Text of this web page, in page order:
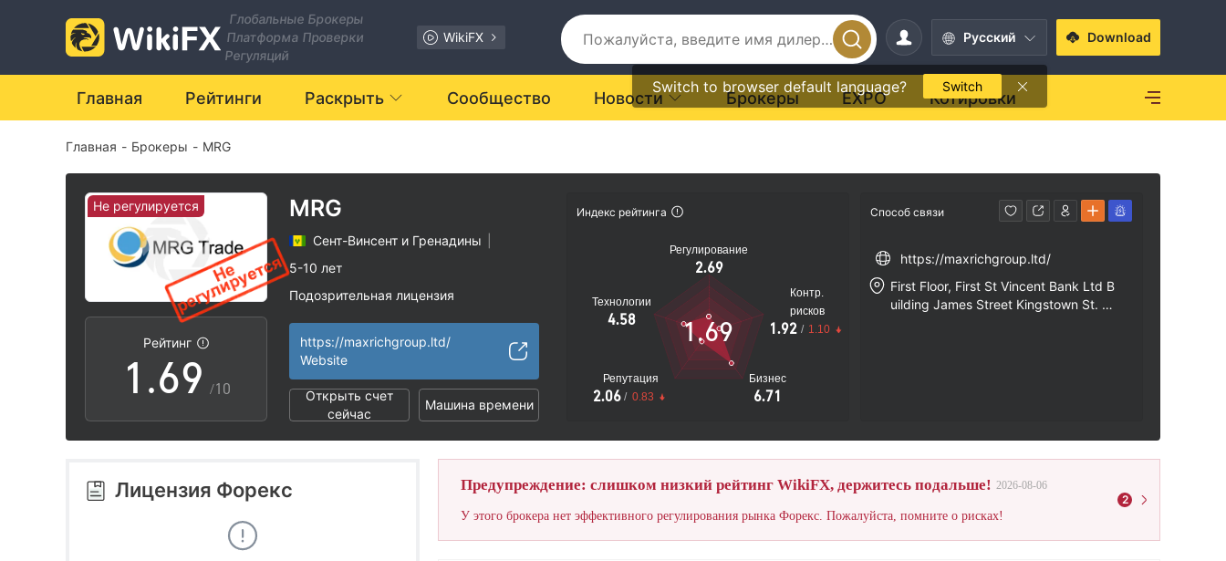
Глобальные Брокеры
Платформа Проверки
Регуляций
WikiFX Pусский
Switch to browser default language? Switch
Download
Главная Рейтинги Раскрыть Сообщество Новости Брокеры EXPO Котировки
Главная - Брокеры - MRG
Не регулируется
Рейтинг
0
1
2
3
.
0
1
2
3
4
5
6
7
8
3
4
5
6
7
8
9 /10
MRG
Сент-Винсент и Гренадины
5-10 лет
Подозрительная лицензия
Высокие потенциальные риски
https://maxrichgroup.ltd/
Website
Открыть счет
сейчас
Машина времени
Индекс рейтинга
Регулирование
2.69
Технологии
4.58
Репутация
2.06 / 0.83
Бизнес
6.71
Контр.
рисков
1.92 / 1.10
1.69
Способ связи
https://maxrichgroup.ltd/
First Floor, First St Vincent Bank Ltd B
uilding James Street Kingstown St. Vi
Лицензия Форекс Предупреждение: слишком низкий рейтинг WikiFX, держитесь подальше! 2026-08-06
У этого брокера нет эффективного регулирования рынка Форекс. Пожалуйста, помните о рисках!
2